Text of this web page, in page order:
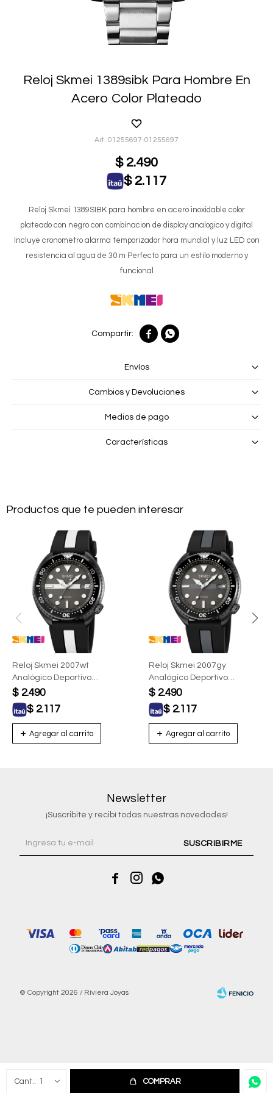
Reloj Skmei 1389sibk Para Hombre En
Acero Color Plateado
01255697-01255697
$ 2.490
$ 2.117
Reloj Skmei 1389SIBK para hombre en acero inoxidable color
plateado con negro con combinacion de display analogico y digital
Incluye cronometro alarma temporizador hora mundial y luz LED con
resistencia al agua de 30 m Perfecto para un estilo moderno y
funcional
1 COMPRAR
 
Envíos
Cambios y Devoluciones
Medios de pago
Características
Productos que te pueden interesar
Reloj Skmei 2007wt
Analógico Deportivo
Hombre Negro Con Blanco
$ 2.490
$ 2.117
Reloj Skmei 2007gy
Analógico Deportivo
Hombre Gris
$ 2.490
$ 2.117
Newsletter
¡Suscribite y recibí todas nuestras novedades!
SUSCRIBIRME
  
© Copyright 2026 / Riviera Joyas